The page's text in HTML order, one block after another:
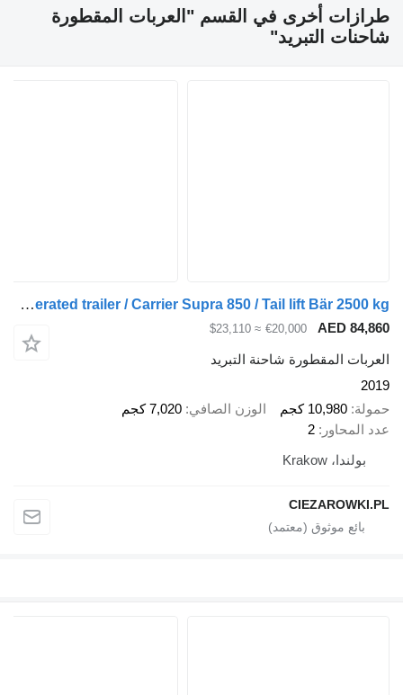
أخرى في القسم "العربات المقطورة
التبريد"
Rohr refrigerated trailer / Carrier Supra 850 / Tail lift Bär 2500 kg
AED
€20,000
≈ $23,110
المقطورة شاحنة التبريد
10,980 كجم الوزن الصافي
7,020 كجم
2